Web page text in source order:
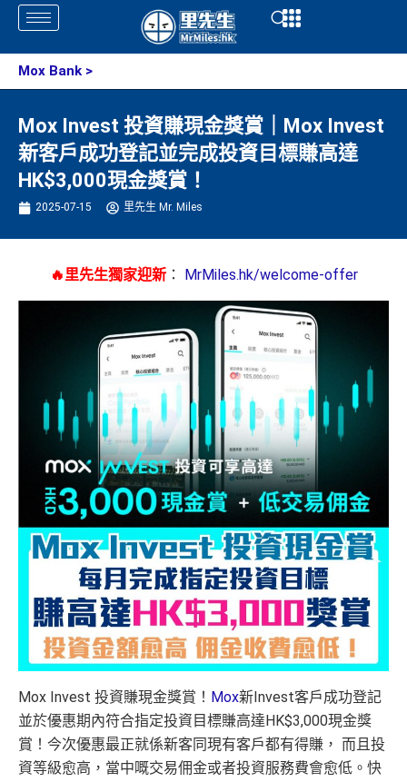
Skip
content
Open
Mox Bank >
Mox Invest 投資賺現金獎賞｜Mox Invest
新客戶成功登記並完成投資目標賺高達
HK$3,000現金獎賞！
2025-07-15 里先生 Mr. Miles
🔥里先生獨家迎新： MrMiles.hk/welcome-offer
Mox Invest 投資賺現金獎賞！ Mox新Invest客戶成功登記
並於優惠期內符合指定投資目標賺高達HK$3,000現金獎
賞！今次優惠最正就係新客同現有客戶都有得賺， 而且投
資等級愈高，當中嘅交易佣金或者投資服務費會愈低。快